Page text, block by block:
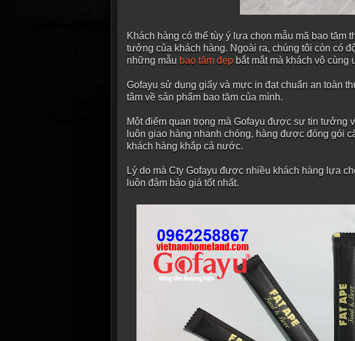
Khách hàng có thể tùy ý lựa chọn mẫu mã bao tăm
tưởng của khách hàng. Ngoài ra, chúng tôi còn có
những mẫu bao tăm đẹp bắt mắt mà khách vô cùng
Gofayu sử dụng giấy và mực in đạt chuẩn an toàn
tâm về sản phẩm bao tăm của mình.
Một điểm quan trọng mà Gofayu được sự tin tưởng
luôn giao hàng nhanh chóng, hàng được đóng gói
khách hàng khắp cả nước.
Lý do mà Cty Gofayu được nhiều khách hàng lựa
luôn đảm bảo giá tốt nhất.